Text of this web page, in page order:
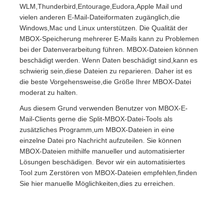
WLM,Thunderbird,Entourage,Eudora,Apple Mail und
vielen anderen E-Mail-Dateiformaten zugänglich,die
Windows,Mac und Linux unterstützen. Die Qualität der
MBOX-Speicherung mehrerer E-Mails kann zu Problemen
bei der Datenverarbeitung führen. MBOX-Dateien können
beschädigt werden. Wenn Daten beschädigt sind,kann es
schwierig sein,diese Dateien zu reparieren. Daher ist es
die beste Vorgehensweise,die Größe Ihrer MBOX-Datei
moderat zu halten.
Aus diesem Grund verwenden Benutzer von MBOX-E-
Mail-Clients gerne die Split-MBOX-Datei-Tools als
zusätzliches Programm,um MBOX-Dateien in eine
einzelne Datei pro Nachricht aufzuteilen. Sie können
MBOX-Dateien mithilfe manueller und automatisierter
Lösungen beschädigen. Bevor wir ein automatisiertes
Tool zum Zerstören von MBOX-Dateien empfehlen,finden
Sie hier manuelle Möglichkeiten,dies zu erreichen.